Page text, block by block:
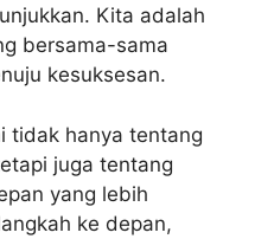
Kita adalah
bersama-sama
kesuksesan.
tidak hanya tentang
juga tentang
yang lebih
ke depan,